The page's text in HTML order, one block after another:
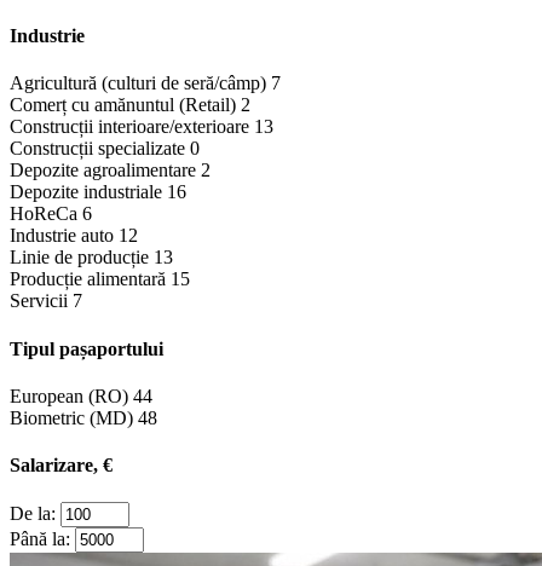
Industrie
Agricultură (culturi de seră/câmp) 7
Comerț cu amănuntul (Retail) 2
Construcții interioare/exterioare 13
Construcții specializate 0
Depozite agroalimentare 2
Depozite industriale 16
HoReCa 6
Industrie auto 12
Linie de producție 13
Producție alimentară 15
Servicii 7
Tipul pașaportului
European (RO) 44
Biometric (MD) 48
Salarizare, €
De la:
Până la: